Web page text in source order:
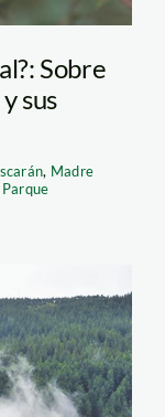
Sobre
sus
, Madre
Parque